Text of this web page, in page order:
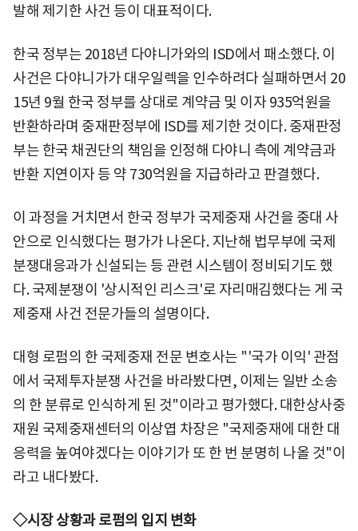
발해 제기한 사건 등이 대표적이다.
한국 정부는 2018년 다야니가와의 ISD에서 패소했다. 이
사건은 다야니가가 대우일렉을 인수하려다 실패하면서 20
15년 9월 한국 정부를 상대로 계약금 및 이자 935억원을
반환하라며 중재판정부에 ISD를 제기한 것이다. 중재판정
부는 한국 채권단의 책임을 인정해 다야니 측에 계약금과
반환 지연이자 등 약 730억원을 지급하라고 판결했다.
이 과정을 거치면서 한국 정부가 국제중재 사건을 중대 사
안으로 인식했다는 평가가 나온다. 지난해 법무부에 국제
분쟁대응과가 신설되는 등 관련 시스템이 정비되기도 했
다. 국제분쟁이 '상시적인 리스크'로 자리매김했다는 게 국
제중재 사건 전문가들의 설명이다.
대형 로펌의 한 국제중재 전문 변호사는 "'국가 이익' 관점
에서 국제투자분쟁 사건을 바라봤다면, 이제는 일반 소송
의 한 분류로 인식하게 된 것"이라고 평가했다. 대한상사중
재원 국제중재센터의 이상엽 차장은 "국제중재에 대한 대
응력을 높여야겠다는 이야기가 또 한 번 분명히 나올 것"이
라고 내다봤다.
◇시장 상황과 로펌의 입지 변화